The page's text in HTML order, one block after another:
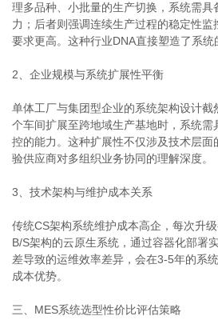
理多品种、小批量的生产切换，系统需
力；后者则强调连续生产过程的稳定性
要求更高。这种行业DNA直接塑造了系统
2、企业规模与系统扩展性平衡
单体工厂与集团型企业的系统架构设计
个车间扩展至跨地域生产基地时，系统需
控的能力。这种扩展性不仅涉及技术层
验供应商对多组织业务协同的理解深度。
3、技术架构与维护成本关系
传统CS架构系统维护成本高企，每次升
B/S架构的云原生系统，通过容器化部署
差导致的运维效率差异，会在3-5年的系
成本优势。
三、MES系统选型性价比评估策略